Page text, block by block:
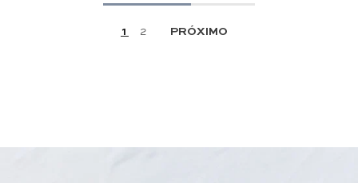
1 2 PRÓXIMO